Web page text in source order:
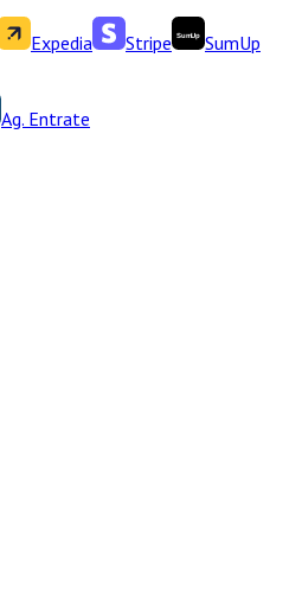
Expedia Stripe
SumUp
Ag. Entrate